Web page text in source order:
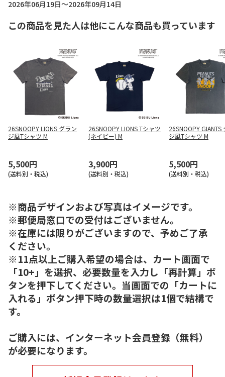
2026年06月19日～2026年09月14日
この商品を見た人は他にこんな商品も買っています
26SNOOPY LIONS グラン
ジ風Tシャツ M
5,500円
(送料別・税込)
26SNOOPY LIONS Tシャツ
(ネイビー) M
3,900円
(送料別・税込)
26SNOOPY GIANTS
ジ風Tシャツ M
5,500円
(送料別・税込)
※商品デザインおよび写真はイメージです。
※郵便局窓口での受付はございません。
※在庫には限りがございますので、予めご了承
ください。
※11点以上ご購入希望の場合は、カート画面で
「10+」を選択、必要数量を入力し「再計算」ボ
タンを押下してください。当画面での「カートに
入れる」ボタン押下時の数量選択は1個で結構で
す。
ご購入には、インターネット会員登録（無料）
が必要になります。